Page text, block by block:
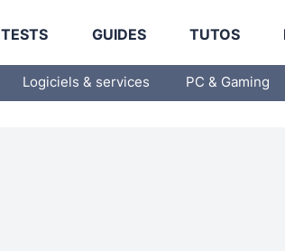
TESTS GUIDES TUTOS
Logiciels & services PC & Gaming